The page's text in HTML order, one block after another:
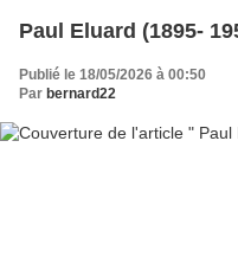
Paul Eluard (1895-
Publié le 18/05/2026 à 00:50
Par bernard22